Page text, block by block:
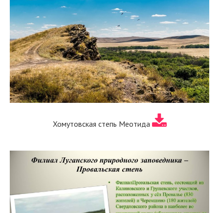
Хомутовская степь Меотида